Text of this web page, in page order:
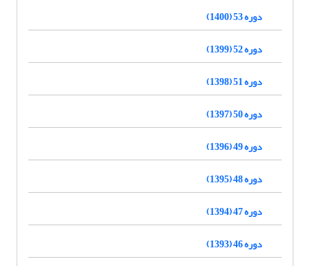
دوره 53 (1400)
دوره 52 (1399)
دوره 51 (1398)
دوره 50 (1397)
دوره 49 (1396)
دوره 48 (1395)
دوره 47 (1394)
دوره 46 (1393)